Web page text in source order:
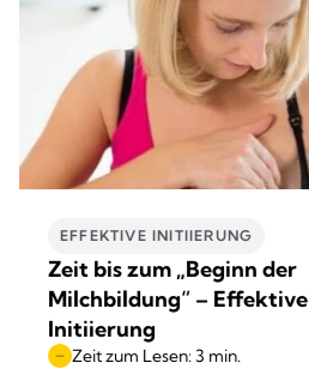
EFFEKTIVE INITIIERUNG
Zeit bis zum „Beginn der
Milchbildung“ – Effektive
Initiierung
Zeit zum Lesen: 3 min.